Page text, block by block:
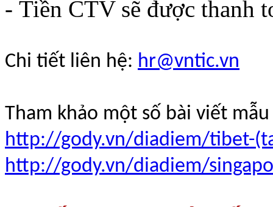
- Tiền CTV sẽ được thanh
Chi tiết liên hệ: hr@vntic.vn
Tham khảo một số bài viết
http://gody.vn/diadiem/tibet-
http://gody.vn/diadiem/